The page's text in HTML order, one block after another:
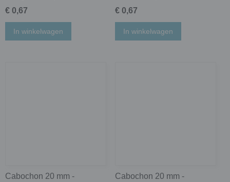
€ 0,67
In winkelwagen
€ 0,67
In winkelwagen
Cabochon 20 mm -
Cabochon 20 mm -